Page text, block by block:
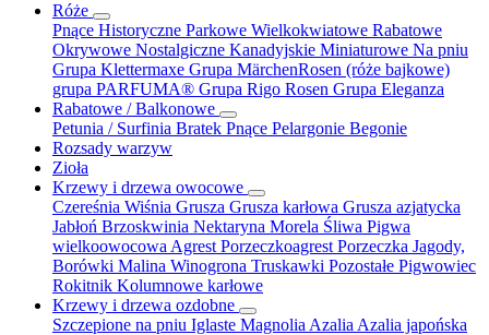
Róże
Pnące Historyczne Parkowe Wielkokwiatowe Rabatowe
Okrywowe Nostalgiczne Kanadyjskie Miniaturowe Na pniu
Grupa Klettermaxe Grupa MärchenRosen (róże bajkowe)
grupa PARFUMA® Grupa Rigo Rosen Grupa Eleganza
Rabatowe / Balkonowe
Petunia / Surfinia Bratek Pnące Pelargonie Begonie
Rozsady warzyw
Zioła
Krzewy i drzewa owocowe
Czereśnia Wiśnia Grusza Grusza karłowa Grusza azjatycka
Jabłoń Brzoskwinia Nektaryna Morela Śliwa Pigwa
wielkoowocowa Agrest Porzeczkoagrest Porzeczka Jagody,
Borówki Malina Winogrona Truskawki Pozostałe Pigwowiec
Rokitnik Kolumnowe karłowe
Krzewy i drzewa ozdobne
Szczepione na pniu Iglaste Magnolia Azalia Azalia japońska